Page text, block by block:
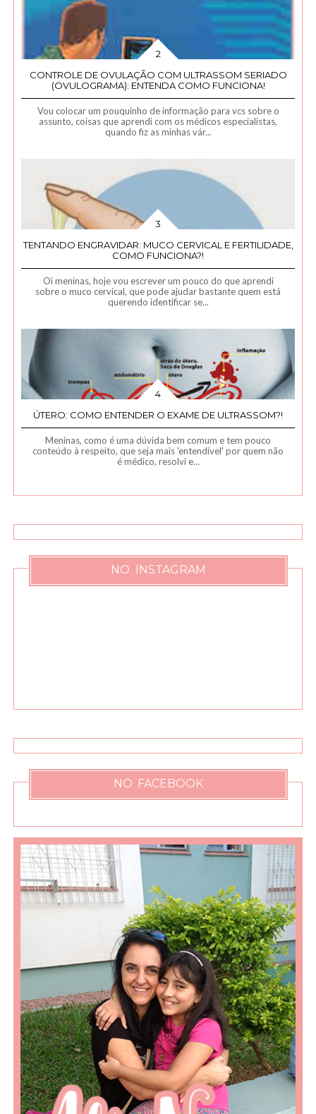
CONTROLE DE OVULAÇÃO COM ULTRASSOM SERIADO
(OVULOGRAMA): ENTENDA COMO FUNCIONA!
Vou colocar um pouquinho de informação para vcs sobre o
assunto, coisas que aprendi com os médicos especialistas,
quando fiz as minhas vár...
TENTANDO ENGRAVIDAR: MUCO CERVICAL E FERTILIDADE,
COMO FUNCIONA?!
Oi meninas, hoje vou escrever um pouco do que aprendi
sobre o muco cervical, que pode ajudar bastante quem está
querendo identificar se...
ÚTERO: COMO ENTENDER O EXAME DE ULTRASSOM?!
Meninas, como é uma dúvida bem comum e tem pouco
conteúdo à respeito, que seja mais 'entendível' por quem não
é médico, resolvi e...
NO INSTAGRAM
NO FACEBOOK